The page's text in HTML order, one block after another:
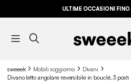
ULTIME OCCASIONI
sweeek Mobili soggiorno
Divani
Divano letto angolare reversibile in bouclé, 3 posti